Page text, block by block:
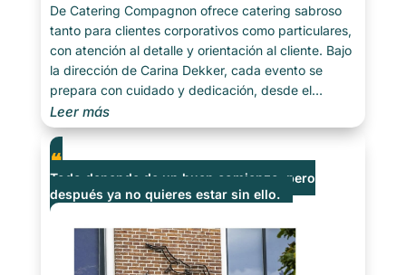
De Catering Compagnon ofrece catering sabroso
tanto para clientes corporativos como particulares,
con atención al detalle y orientación al cliente. Bajo
la dirección de Carina Dekker, cada evento se
prepara con cuidado y dedicación, desde el
presupuesto hasta la ejecución. El servicio
personalizado y la fiabilidad son [...]
Leer más
Todo depende de un buen comienzo, pero
después ya no quieres estar sin ello.